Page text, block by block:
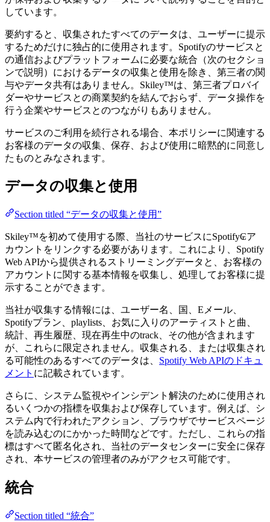
しています。
要約すると、収集されたすべてのデータは、ユーザーに提示
するためだけに独占的に使用されます。Spotifyのサービスと
の通信およびプラットフォームに必要な統合（次のセクショ
ンで説明）におけるデータの収集と使用を除き、第三者の関
与やデータ共有はありません。Skiley™は、第三者プロバイ
ダーやサービスとの商業契約を結んでおらず、データ操作を
行う企業やサービスとのつながりもありません。
サービスのご利用を続行される場合、本ポリシーに関連する
お客様のデータの収集、保存、および使用に暗黙的に同意し
たものとみなされます。
データの収集と使用
Section titled “データの収集と使用”
Skiley™を初めて使用する際、当社のサービスにSpotify₢ア
カウントをリンクする必要があります。これにより、Spotify
Web APIから提供されるストリーミングデータと、お客様の
アカウントに関する基本情報を収集し、処理してお客様に提
示することができます。
当社が収集する情報には、ユーザー名、国、Eメール、
Spotifyプラン、playlists、お気に入りのアーティストと曲、
統計、再生履歴、現在再生中のtrack、その他が含まれます
が、これらに限定されません。収集される、または収集され
る可能性のあるすべてのデータは、 Spotify Web APIのドキュ
メント に記載されています。
さらに、システム監視やインシデント解決のために使用され
るいくつかの指標を収集および保存しています。例えば、シ
ステム内で行われたアクション、ブラウザでサービスページ
を読み込むのにかかった時間などです。ただし、これらの指
標はすべて匿名化され、当社のデータセンターに安全に保存
され、本サービスの管理者のみがアクセス可能です。
統合
Section titled “統合”